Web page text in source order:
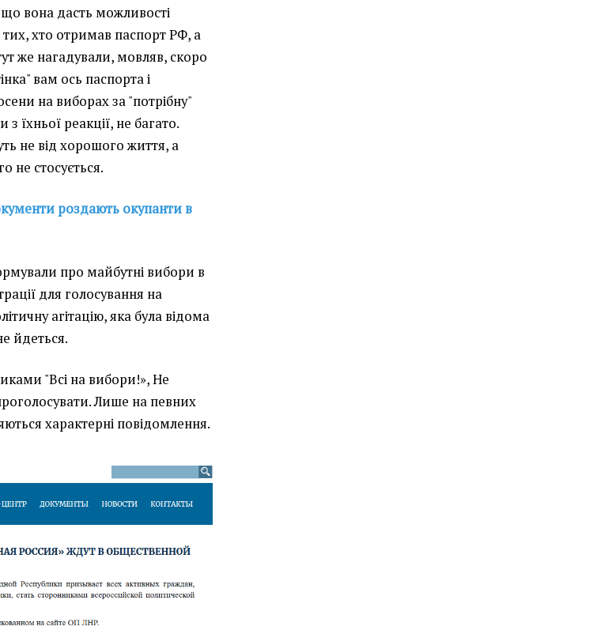
вона дасть можливості
тих, хто отримав паспорт РФ, а
же нагадували, мовляв, скоро
вам ось паспорта і
на виборах за "потрібну"
їхньої реакції, не багато.
не від хорошого життя, а
не стосується.
роздають окупанти в
про майбутні вибори в
для голосування на
агітацію, яка була відома
йдеться.
"Всі на вибори!», Не
Лише на певних
характерні повідомлення.